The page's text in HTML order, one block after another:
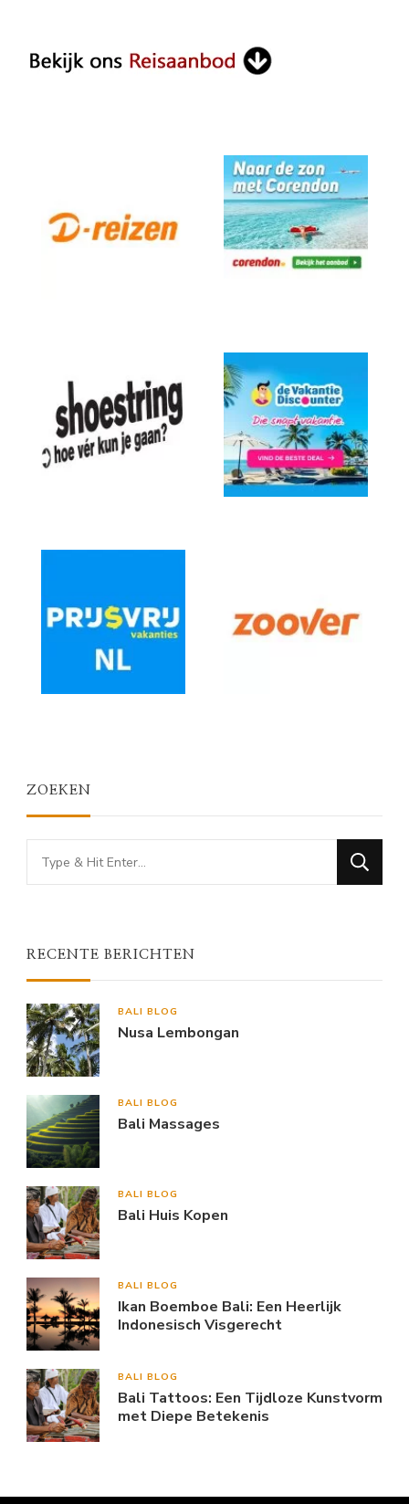
ZOEKEN
Looking
for
RECENTE BERICHTEN
BALI BLOG
Nusa Lembongan
BALI BLOG
Bali Massages
BALI BLOG
Bali Huis Kopen
BALI BLOG
Ikan Boemboe Bali: Een Heerlijk
Indonesisch Visgerecht
BALI BLOG
Bali Tattoos: Een Tijdloze Kunstvorm
met Diepe Betekenis